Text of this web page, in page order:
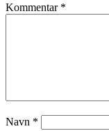
Kommentar *
Navn *